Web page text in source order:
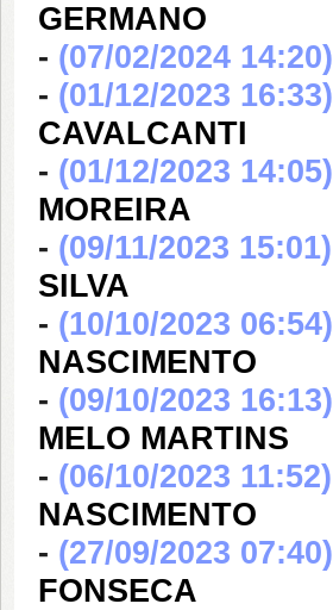
GERMANO
- (07/02/2024 14:20)
- (01/12/2023 16:33)
CAVALCANTI
- (01/12/2023 14:05)
MOREIRA
- (09/11/2023 15:01)
SILVA
- (10/10/2023 06:54)
NASCIMENTO
- (09/10/2023 16:13)
MELO MARTINS
- (06/10/2023 11:52)
NASCIMENTO
- (27/09/2023 07:40)
FONSECA